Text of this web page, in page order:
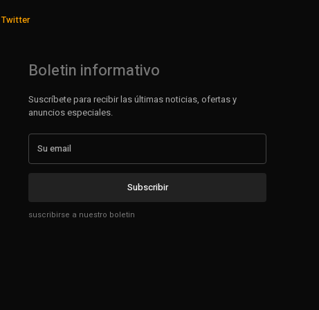
Twitter
Boletin informativo
Suscríbete para recibir las últimas noticias, ofertas y
anuncios especiales.
Subscribir
suscribirse a nuestro boletin